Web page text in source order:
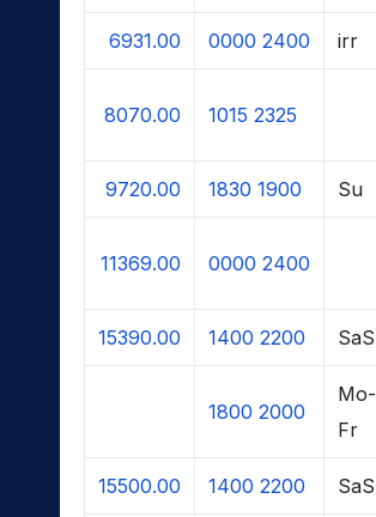
6931.00 0000 2400 irr
8070.00 1015 2325
9720.00 1830 1900 Su
11369.00 0000 2400
15390.00 1400 2200
1800 2000
Mo-
Fr
15500.00 1400 2200